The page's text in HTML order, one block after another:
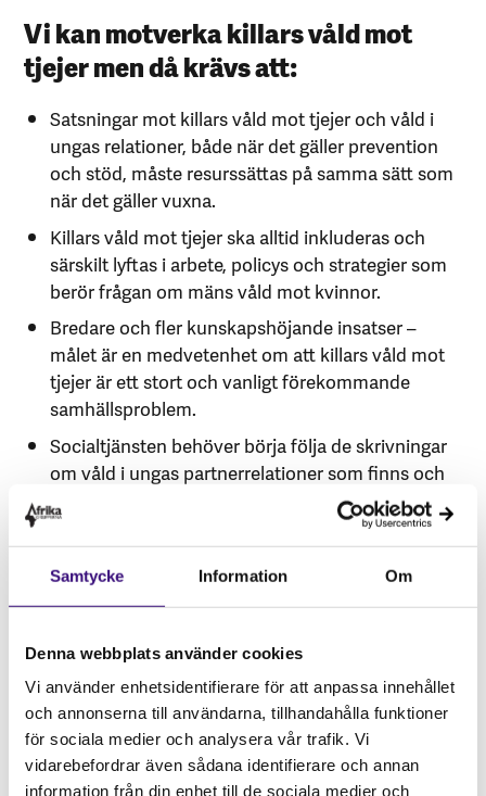
Samtycke Information Om
Denna webbplats använder cookies
Vi använder enhetsidentifierare för att anpassa innehållet
och annonserna till användarna, tillhandahålla funktioner
för sociala medier och analysera vår trafik. Vi
vidarebefordrar även sådana identifierare och annan
information från din enhet till de sociala medier och
Vi kan motverka killars våld mot
tjejer men då krävs att:
Satsningar mot killars våld mot tjejer och våld i
ungas relationer, både när det gäller prevention
och stöd, måste resurssättas på samma sätt som
när det gäller vuxna.
Killars våld mot tjejer ska alltid inkluderas och
särskilt lyftas i arbete, policys och strategier som
berör frågan om mäns våld mot kvinnor.
Bredare och fler kunskapshöjande insatser –
målet är en medvetenhet om att killars våld mot
tjejer är ett stort och vanligt förekommande
samhällsproblem.
Socialtjänsten behöver börja följa de skrivningar
om våld i ungas partnerrelationer som finns och
inleda utredningar baserat på kännedom om
denna typ av våld. När man arbetar med insatser
riktade mot våldsutövare behöver man också
inklydera unga våldsutövare i det arbetet.
Skolans ansvar gällande stöd, skydd och åtgärder
när det gäller elever som både utsätts och utövar
denna typ av våld ska förtydligas.
Rutinmässiga frågor om våld som ska ställas till
alla unga inom både socialtjänst, hälso- och
sjukvård samt elevhälsovården.